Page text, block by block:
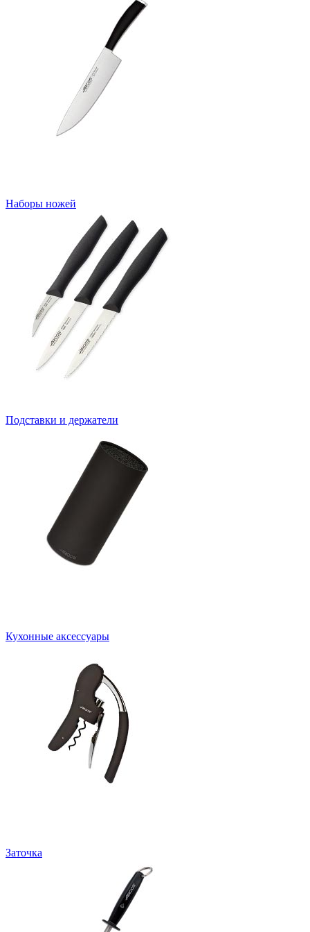
Наборы ножей
Подставки и держатели
Кухонные аксессуары
Заточка